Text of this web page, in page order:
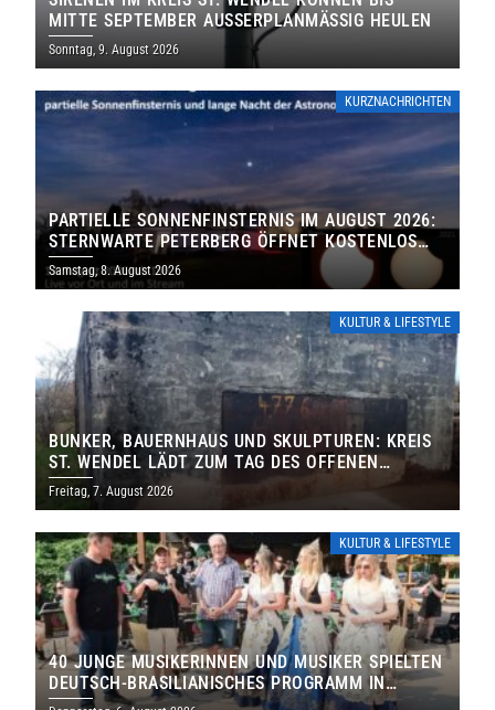
MITTE SEPTEMBER AUSSERPLANMÄSSIG HEULEN
Sonntag, 9. August 2026
KURZNACHRICHTEN
PARTIELLE SONNENFINSTERNIS IM AUGUST 2026:
STERNWARTE PETERBERG ÖFFNET KOSTENLOS
IHRE TORE
Samstag, 8. August 2026
KULTUR & LIFESTYLE
BUNKER, BAUERNHAUS UND SKULPTUREN: KREIS
ST. WENDEL LÄDT ZUM TAG DES OFFENEN
DENKMALS EIN
Freitag, 7. August 2026
KULTUR & LIFESTYLE
40 JUNGE MUSIKERINNEN UND MUSIKER SPIELTEN
DEUTSCH-BRASILIANISCHES PROGRAMM IN
THOLEY